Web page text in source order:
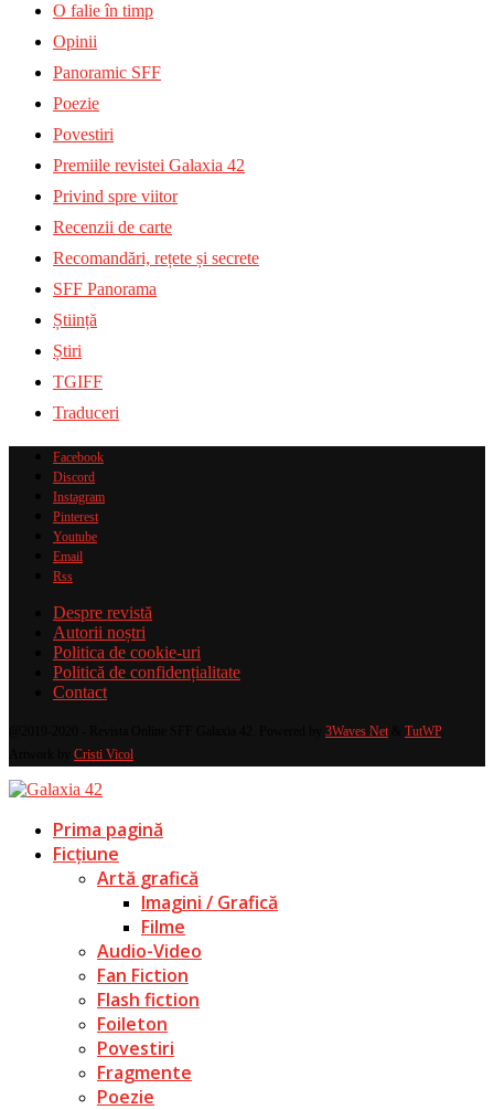
O falie în timp
Opinii
Panoramic SFF
Poezie
Povestiri
Premiile revistei Galaxia 42
Privind spre viitor
Recenzii de carte
Recomandări, rețete și secrete
SFF Panorama
Știință
Știri
TGIFF
Traduceri
Facebook
Discord
Instagram
Pinterest
Youtube
Email
Rss
Despre revistă
Autorii noștri
Politica de cookie-uri
Politică de confidențialitate
Contact
3Waves Net& TutWP.
Cristi Vicol
Prima pagină
Ficțiune
Artă grafică
Imagini / Grafică
Filme
Audio-Video
Fan Fiction
Flash fiction
Foileton
Povestiri
Fragmente
Poezie